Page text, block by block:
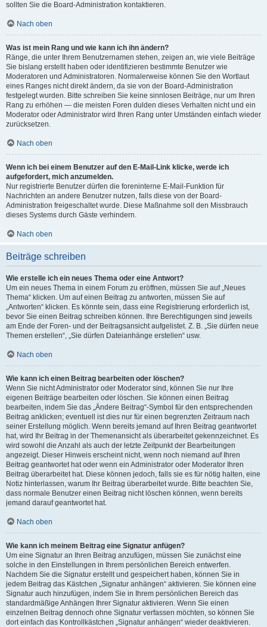
sollten Sie die Board-Administration kontaktieren.
Nach oben
Was ist mein Rang und wie kann ich ihn ändern?
Ränge, die unter Ihrem Benutzernamen stehen, zeigen an, wie viele Beiträge
Sie bislang erstellt haben oder identifizieren bestimmte Benutzer wie
Moderatoren und Administratoren. Normalerweise können Sie den Wortlaut
eines Ranges nicht direkt ändern, da sie von der Board-Administration
festgelegt wurden. Bitte schreiben Sie keine sinnlosen Beiträge, nur um Ihren
Rang zu erhöhen — die meisten Foren dulden dieses Verhalten nicht und ein
Moderator oder Administrator wird Ihren Rang unter Umständen einfach wieder
zurücksetzen.
Nach oben
Wenn ich bei einem Benutzer auf den E-Mail-Link klicke, werde ich
aufgefordert, mich anzumelden.
Nur registrierte Benutzer dürfen die foreninterne E-Mail-Funktion für
Nachrichten an andere Benutzer nutzen, falls diese von der Board-
Administration freigeschaltet wurde. Diese Maßnahme soll den Missbrauch
dieses Systems durch Gäste verhindern.
Nach oben
Beiträge schreiben
Wie erstelle ich ein neues Thema oder eine Antwort?
Um ein neues Thema in einem Forum zu eröffnen, müssen Sie auf „Neues
Thema“ klicken. Um auf einen Beitrag zu antworten, müssen Sie auf
„Antworten“ klicken. Es könnte sein, dass eine Registrierung erforderlich ist,
bevor Sie einen Beitrag schreiben können. Ihre Berechtigungen sind jeweils
am Ende der Foren- und der Beitragsansicht aufgelistet. Z. B. „Sie dürfen neue
Themen erstellen“, „Sie dürfen Dateianhänge erstellen“ usw.
Nach oben
Wie kann ich einen Beitrag bearbeiten oder löschen?
Wenn Sie nicht Administrator oder Moderator sind, können Sie nur Ihre
eigenen Beiträge bearbeiten oder löschen. Sie können einen Beitrag
bearbeiten, indem Sie das „Ändere Beitrag“-Symbol für den entsprechenden
Beitrag anklicken; eventuell ist dies nur für einen begrenzten Zeitraum nach
seiner Erstellung möglich. Wenn bereits jemand auf Ihren Beitrag geantwortet
hat, wird Ihr Beitrag in der Themenansicht als überarbeitet gekennzeichnet. Es
wird sowohl die Anzahl als auch der letzte Zeitpunkt der Bearbeitungen
angezeigt. Dieser Hinweis erscheint nicht, wenn noch niemand auf Ihren
Beitrag geantwortet hat oder wenn ein Administrator oder Moderator Ihren
Beitrag überarbeitet hat. Diese können jedoch, falls sie es für nötig halten, eine
Notiz hinterlassen, warum Ihr Beitrag überarbeitet wurde. Bitte beachten Sie,
dass normale Benutzer einen Beitrag nicht löschen können, wenn bereits
jemand darauf geantwortet hat.
Nach oben
Wie kann ich meinem Beitrag eine Signatur anfügen?
Um eine Signatur an Ihren Beitrag anzufügen, müssen Sie zunächst eine
solche in den Einstellungen in Ihrem persönlichen Bereich entwerfen.
Nachdem Sie die Signatur erstellt und gespeichert haben, können Sie in
jedem Beitrag das Kästchen „Signatur anhängen“ aktivieren. Sie können eine
Signatur auch hinzufügen, indem Sie in Ihrem persönlichen Bereich das
standardmäßige Anhängen Ihrer Signatur aktivieren. Wenn Sie einen
einzelnen Beitrag dennoch ohne Signatur verfassen möchten, so können Sie
dort einfach das Kontrollkästchen „Signatur anhängen“ wieder deaktivieren.